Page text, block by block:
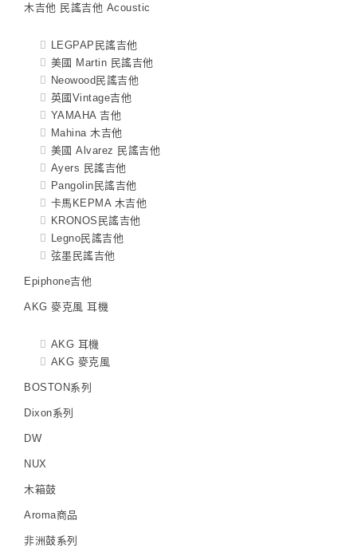
木吉他 民謠吉他 Acoustic
LEGPAP民謠吉他
美國 Martin 民謠吉他
Neowood民謠吉他
英國Vintage吉他
YAMAHA 吉他
Mahina 木吉他
美國 Alvarez 民謠吉他
Ayers 民謠吉他
Pangolin民謠吉他
卡馬KEPMA 木吉他
KRONOS民謠吉他
Legno民謠吉他
弦墨民謠吉他
Epiphone吉他
AKG 麥克風 耳機
AKG 耳機
AKG 麥克風
BOSTON系列
Dixon系列
DW
NUX
木箱鼓
Aroma商品
非洲鼓系列